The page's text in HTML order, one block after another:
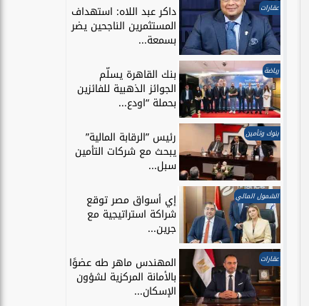
عقارات داكر عبد اللاه: استهداف
المستثمرين الناجحين يضر
بسمعة...
رياضة بنك القاهرة يسلّم
الجوائز الذهبية للفائزين
بحملة “اودع...
بنوك وتأمين رئيس ”الرقابة المالية”
يبحث مع شركات التأمين
سبل...
الشمول المالي إي أسواق مصر توقع
شراكة استراتيجية مع
جرين...
عقارات المهندس ماهر طه عضوًا
بالأمانة المركزية لشؤون
الإسكان...